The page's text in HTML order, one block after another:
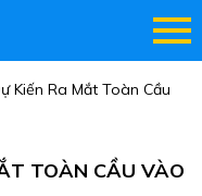
Kiến Ra Mắt Toàn Cầu
TOÀN CẦU VÀO